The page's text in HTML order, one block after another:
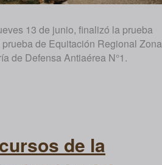
13 de junio, finalizó la prueba
de Equitación Regional Zona
de Defensa Antiaérea N°1.
de la